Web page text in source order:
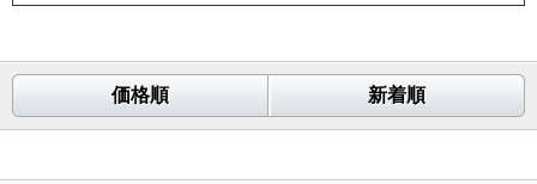
価格順 新着順